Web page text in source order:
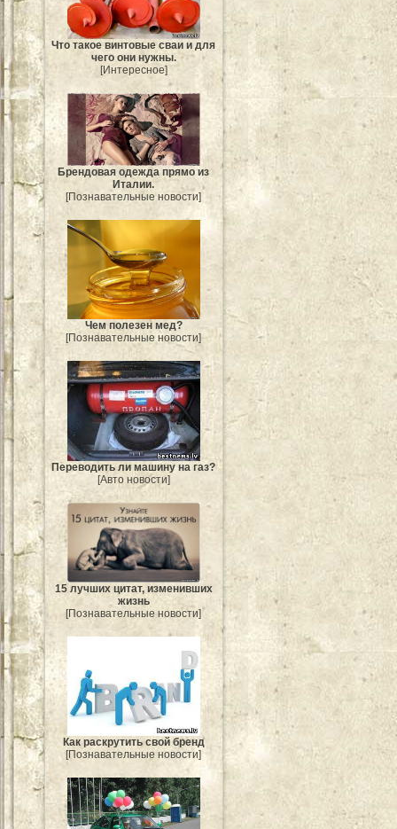
Что такое винтовые сваи и для
чего они нужны.
[Интересное]
Брендовая одежда прямо из
Италии.
[Познавательные новости]
Чем полезен мед?
[Познавательные новости]
Переводить ли машину на газ?
[Авто новости]
15 лучших цитат, изменивших
жизнь
[Познавательные новости]
Как раскрутить свой бренд
[Познавательные новости]